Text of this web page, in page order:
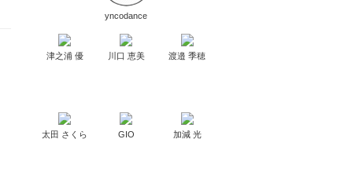
yncodance
津之浦 優 川口 恵美 渡邉 季穂
太田 さくら GIO 加減 光